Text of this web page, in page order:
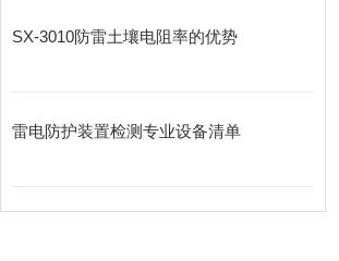
​SX-3010防雷土壤电阻率的优势
雷电防护装置检测专业设备清单